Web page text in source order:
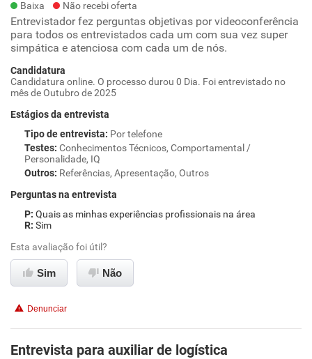
Baixa Não recebi oferta
Entrevistador fez perguntas objetivas por videoconferência
para todos os entrevistados cada um com sua vez super
simpática e atenciosa com cada um de nós.
Candidatura
Candidatura online. O processo durou 0 Dia. Foi entrevistado no
mês de Outubro de 2025
Estágios da entrevista
Tipo de entrevista: Por telefone
Testes: Conhecimentos Técnicos, Comportamental /
Personalidade, IQ
Outros: Referências, Apresentação, Outros
Perguntas na entrevista
Quais as minhas experiências profissionais na área
Sim
Esta avaliação foi útil?
Sim Não
Denunciar
Entrevista para auxiliar de logística